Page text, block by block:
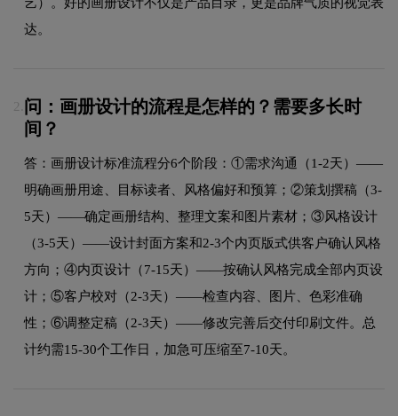
达。
2. 问：画册设计的流程是怎样的？需要多长时
间？
答：画册设计标准流程分6个阶段：①需求沟通（1-2天）——
明确画册用途、目标读者、风格偏好和预算；②策划撰稿（3-
5天）——确定画册结构、整理文案和图片素材；③风格设计
（3-5天）——设计封面方案和2-3个内页版式供客户确认风格
方向；④内页设计（7-15天）——按确认风格完成全部内页设
计；⑤客户校对（2-3天）——检查内容、图片、色彩准确
性；⑥调整定稿（2-3天）——修改完善后交付印刷文件。总
计约需15-30个工作日，加急可压缩至7-10天。